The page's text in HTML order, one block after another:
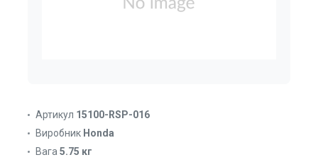
Артикул 15100-RSP-016
Виробник Honda
Вага 5.75 кг